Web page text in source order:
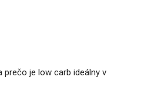
prečo je low carb ideálny v